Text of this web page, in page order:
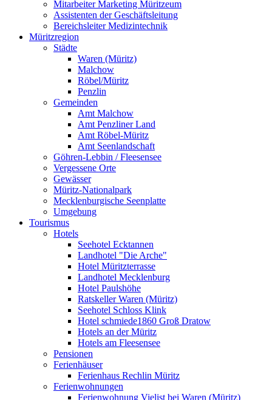
Mitarbeiter Marketing Müritzeum
Assistenten der Geschäftsleitung
Bereichsleiter Medizintechnik
Müritzregion
Städte
Waren (Müritz)
Malchow
Röbel/Müritz
Penzlin
Gemeinden
Amt Malchow
Amt Penzliner Land
Amt Röbel-Müritz
Amt Seenlandschaft
Göhren-Lebbin / Fleesensee
Vergessene Orte
Gewässer
Müritz-Nationalpark
Mecklenburgische Seenplatte
Umgebung
Tourismus
Hotels
Seehotel Ecktannen
Landhotel "Die Arche"
Hotel Müritzterrasse
Landhotel Mecklenburg
Hotel Paulshöhe
Ratskeller Waren (Müritz)
Seehotel Schloss Klink
Hotel schmiede1860 Groß Dratow
Hotels an der Müritz
Hotels am Fleesensee
Pensionen
Ferienhäuser
Ferienhaus Rechlin Müritz
Ferienwohnungen
Ferienwohnung Vielist bei Waren (Müritz)